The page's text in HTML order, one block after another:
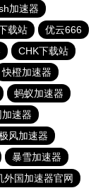
加速器
载站
优云666
CHK下载站
快橙加速器
蚂蚁加速器
速器
风加速器
暴雪加速器
外国加速器官网